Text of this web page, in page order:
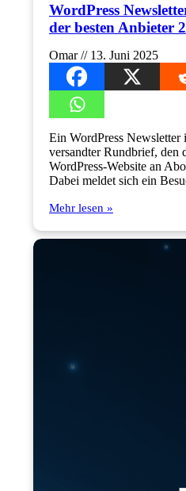
WordPress
der besten Anbieter
Omar 13. Juni 2025
Ein WordPress Newsletter
versandter Rundbrief, den
WordPress-Website an
Dabei meldet sich ein
Mehr lesen »